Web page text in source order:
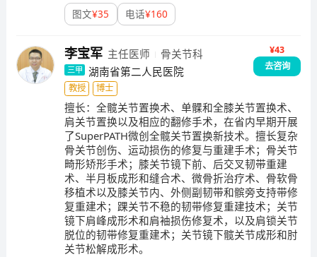
技术。重要设备：（1）美国捷-迈公司全套关节镜和全
光，射频消融等。（2）美国施乐辉肩、肘、髋、膝关节
镜系统。（3）国产沈大关节镜治疗系统。（4）进口骨
科手术牵引床。（5）美国进口“C”形臂。（6）进口上、
下肢CPM功能锻炼机。（7）进口螺旋CT。（8）德国进
口3.0T磁共振。（9）全套红外线、低周波、气压治疗
仪、中药透药理疗仪等。联系方式：0731-85232319
图文¥35 电话¥160
李宝军 主任医师 骨关节科
三甲 湖南省第二人民医院
¥43
去咨询
教授
博士
擅长：全髋关节置换术、单髁和全膝关节置换术、
肩关节置换以及相应的翻修手术，在省内早期开展
了SuperPATH微创全髋关节置换新技术。擅长复杂
骨关节创伤、运动损伤的修复与重建手术；骨关节
畸形矫形手术；膝关节镜下前、后交叉韧带重建
术、半月板成形和缝合术、微骨折治疗术、骨软骨
移植术以及膝关节内、外侧副韧带和髌旁支持带修
复重建术；踝关节不稳的韧带修复重建技术；关节
镜下肩峰成形术和肩袖损伤修复术，以及肩锁关节
脱位的韧带修复重建术；关节镜下髋关节成形和肘
关节松解成形术。